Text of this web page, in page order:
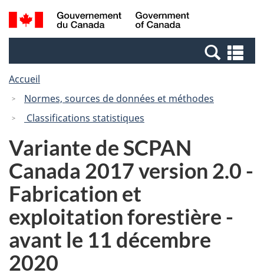
Passer
au
Passer
à
Canada
Recherche
et
et
Accueil
Normes, sources de données et méthodes
Classifications statistiques
Variante de SCPAN
Canada 2017 version 2.0 -
Fabrication et
exploitation forestière -
avant le 11 décembre
2020